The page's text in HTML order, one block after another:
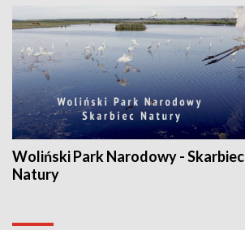
Woliński Park Narodowy - Skarbiec
Natury